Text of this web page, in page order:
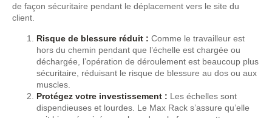
de façon sécuritaire pendant le déplacement vers le site du
client.
Risque de blessure réduit : Comme le travailleur est
hors du chemin pendant que l’échelle est chargée ou
déchargée, l’opération de déroulement est beaucoup plus
sécuritaire, réduisant le risque de blessure au dos ou aux
muscles.
Protégez votre investissement : Les échelles sont
dispendieuses et lourdes. Le Max Rack s’assure qu’elle